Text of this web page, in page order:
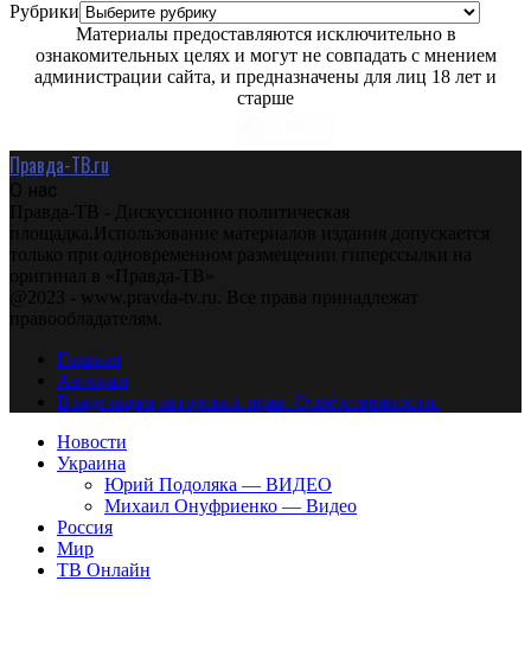
Рубрики
Материалы предоставляются исключительно в
ознакомительных целях и могут не совпадать с мнением
администрации сайта, и предназначены для лиц 18 лет и
старше
Правда-ТВ.ru
О нас
Правда-ТВ - Дискуссионно политическая
площадка.Использование материалов издания допускается
только при одновременном размещении гиперссылки на
оригинал в «Правда-ТВ»
@2023 - www.pravda-tv.ru. Все права принадлежат
правообладателям.
Главная
Авторам
Владельцам авторских прав. Ответственности.
Новости
Украина
Юрий Подоляка — ВИДЕО
Михаил Онуфриенко — Видео
Россия
Мир
ТВ Онлайн